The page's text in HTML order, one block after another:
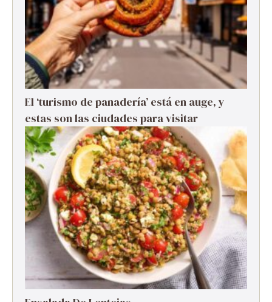
El ‘turismo de panadería’ está en auge, y
estas son las ciudades para visitar